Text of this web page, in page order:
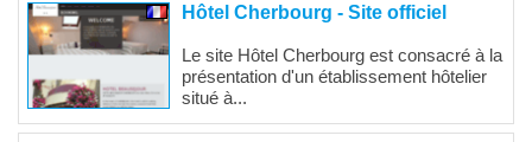
Hôtel Cherbourg - Site officiel
Le site Hôtel Cherbourg est consacré à la
présentation d'un établissement hôtelier
situé à...